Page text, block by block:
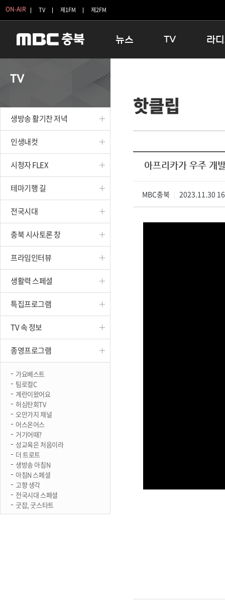
ON-AIR TV 제1FM 제2FM
뉴스
보은
옥천
TV
인생내컷
테마기행 길
시청자 FLEX
특집프로그램
종영프로그램
라
TV
생방송 활기찬 저녁
인생내컷
시청자 FLEX
테마기행 길
전국시대
충북 시사토론 창
프라임인터뷰
생활력 스페셜
특집프로그램
TV 속 정보
종영프로그램
가요베스트
팀로컬C
계란이왔어요
허심탄회TV
오만가지 채널
어스온어스
거기어때?
성교육은 처음이라
더 트로트
생방송 아침N
아침N 스페셜
고향 생각
전국시대 스페셜
굿잡, 굿스타트
핫클립
아프리카가 우주 개
MBC충북 2023.11.30